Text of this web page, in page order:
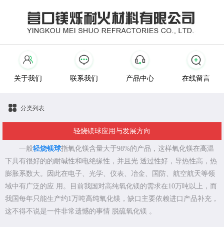
关于我们 联系我们 产品中心 在线留言
分类列表
轻烧镁球应用与发展方向
一般轻烧镁球指氧化镁含量大于98%的产品，这样氧化镁在高温
下具有很好的的耐碱性和电绝缘性，并且光 透过性好，导热性高，热
膨胀系数大。因此在电子、光学、仪表、冶金、国防、航空航天等领
域中有广泛的应 用。目前我国对高纯氧化镁的需求在10万吨以上，而
我国每年只能生产约1万吨高纯氧化镁，缺口主要依赖进口产品补充，
这不得不说是一件非常遗憾的事情 脱硫氧化镁 。